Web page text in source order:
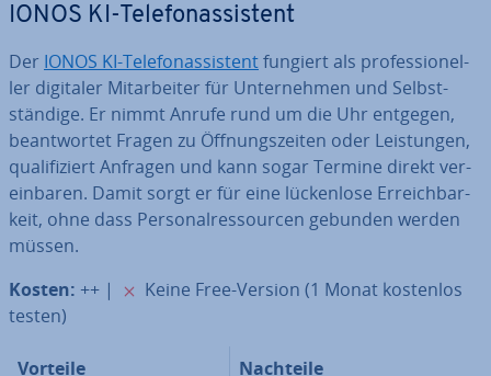
IONOS KI-Te­le­fon­as­sis­tent
Der IONOS KI-Te­le­fon­as­sis­tentfungiert als pro­fes­sio­nel­
ler digitaler Mit­ar­bei­ter für Un­ter­neh­men und Selbst­
stän­di­ge. Er nimmt Anrufe rund um die Uhr entgegen,
be­ant­wor­tet Fragen zu Öff­nungs­zei­ten oder Leis­tun­gen,
qua­li­fi­ziert Anfragen und kann sogar Termine direkt ver­
ein­ba­ren. Damit sorgt er für eine lü­cken­lo­se Er­reich­bar­
keit, ohne dass Per­so­nal­res­sour­cen gebunden werden
müssen.
Kosten: ++ | ✗
Keine Free-Version (1 Monat kostenlos
testen)
Vorteile
Nachteile